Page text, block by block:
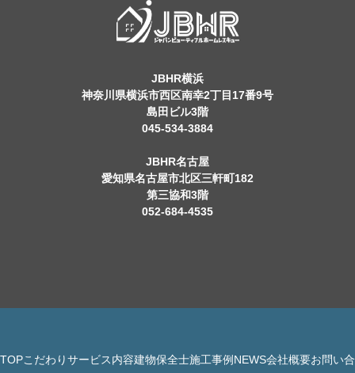
JBHR横浜
神奈川県横浜市西区南幸2丁目17番9号
島田ビル3階
045-534-3884
JBHR名古屋
愛知県名古屋市北区三軒町182
第三協和3階
052-684-4535
TOPこだわりサービス内容建物保全士施工事例 NEWS会社概要お問い合